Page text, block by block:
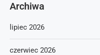
Archiwa
lipiec 2026
czerwiec 2026